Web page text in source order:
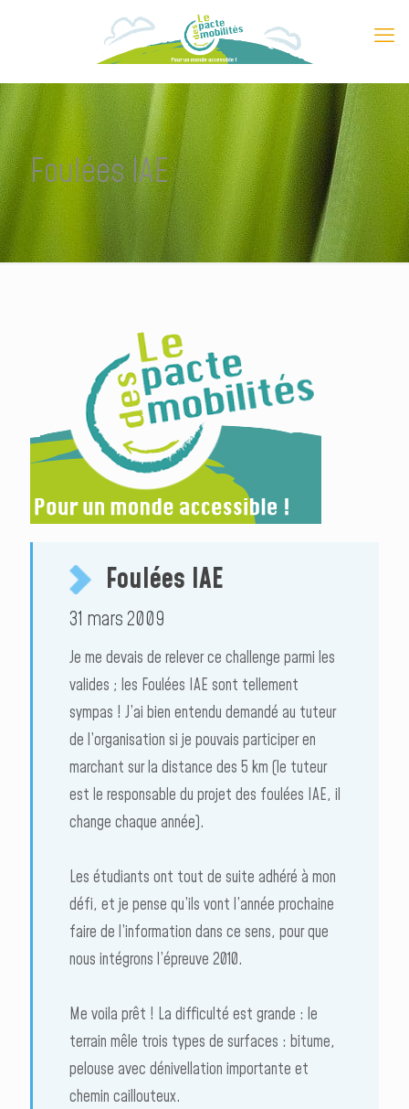
Foulées IAE
Foulées IAE
31 mars 2009
Je me devais de relever ce challenge parmi les
valides ; les Foulées IAE sont tellement
sympas ! J’ai bien entendu demandé au tuteur
de l’organisation si je pouvais participer en
marchant sur la distance des 5 km (le tuteur
est le responsable du projet des foulées IAE, il
change chaque année).
Les étudiants ont tout de suite adhéré à mon
défi, et je pense qu’ils vont l’année prochaine
faire de l’information dans ce sens, pour que
nous intégrons l’épreuve 2010.
Me voila prêt ! La difficulté est grande : le
terrain mêle trois types de surfaces : bitume,
pelouse avec dénivellation importante et
chemin caillouteux.